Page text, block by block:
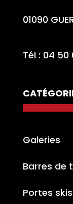
01090
Tél : 04 50
Galeries
Barres de
Portes skis